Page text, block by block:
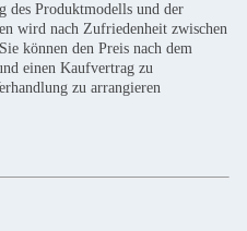
des Produktmodells und der
wird nach Zufriedenheit zwischen
können den Preis nach dem
einen Kaufvertrag zu
zu arrangieren